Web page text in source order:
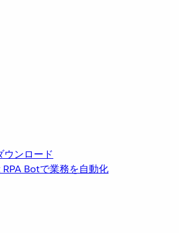
ンロード
Botで業務を自動化